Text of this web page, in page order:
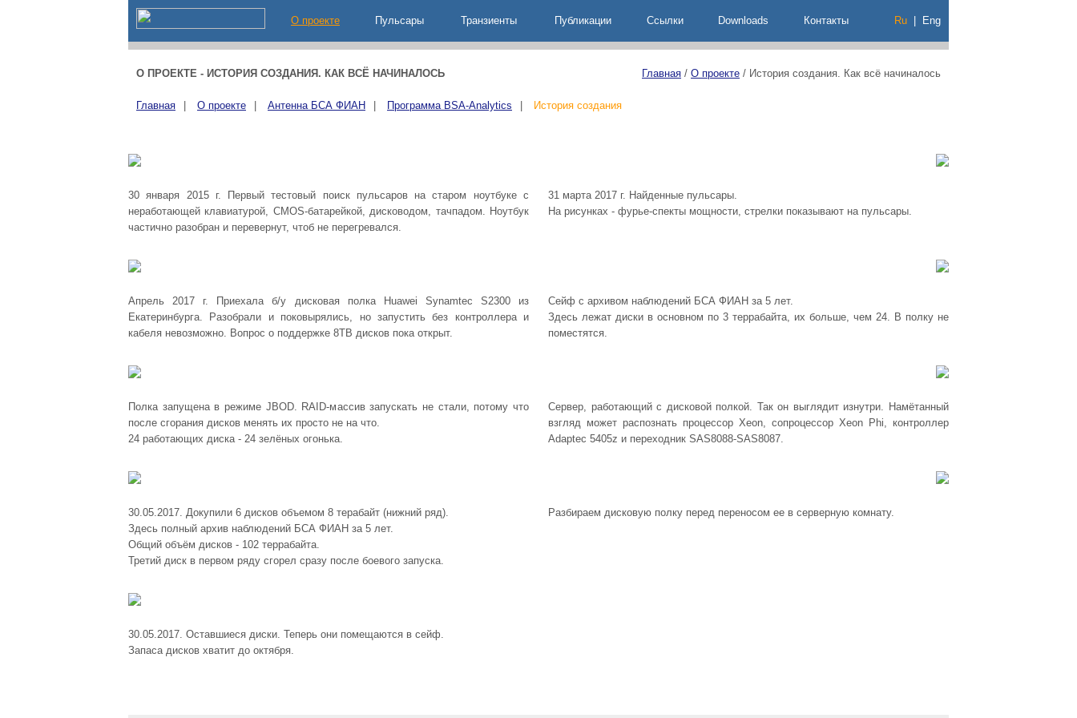
О проекте Пульсары Транзиенты Публикации Ccылки Downloads Контакты Ru Eng
О ПРОЕКТЕ - ИСТОРИЯ СОЗДАНИЯ. КАК ВСЁ НАЧИНАЛОСЬ Главная / О проекте / История создания. Как всё начиналось
Главная О проекте Антенна БСА ФИАН Программа BSA-Analytics История создания
30 января 2015 г. Первый тестовый поиск пульсаров на старом ноутбуке с
неработающей клавиатурой, CMOS-батарейкой, дисководом, тачпадом. Ноутбук
частично разобран и перевернут, чтоб не перегревался.
31 марта 2017 г. Найденные пульсары.
На рисунках - фурье-спекты мощности, стрелки показывают на пульсары.
Апрель 2017 г. Приехала б/у дисковая полка Huawei Synamtec S2300 из
Екатеринбурга. Разобрали и поковырялись, но запустить без контроллера и
кабеля невозможно. Вопрос о поддержке 8TB дисков пока открыт.
Сейф с архивом наблюдений БСА ФИАН за 5 лет.
Здесь лежат диски в основном по 3 террабайта, их больше, чем 24. В полку не
поместятся.
Полка запущена в режиме JBOD. RAID-массив запускать не стали, потому что
после сгорания дисков менять их просто не на что.
24 работающих диска - 24 зелёных огонька.
Сервер, работающий с дисковой полкой. Так он выглядит изнутри. Намётанный
взгляд может распознать процессор Xeon, сопроцессор Xeon Phi, контроллер
Adaptec 5405z и переходник SAS8088-SAS8087.
30.05.2017. Докупили 6 дисков объемом 8 терабайт (нижний ряд).
Здесь полный архив наблюдений БСА ФИАН за 5 лет.
Общий объём дисков - 102 террабайта.
Третий диск в первом ряду сгорел сразу после боевого запуска.
Разбираем дисковую полку перед переносом ее в серверную комнату.
30.05.2017. Оставшиеся диски. Теперь они помещаются в сейф.
Запаса дисков хватит до октября.